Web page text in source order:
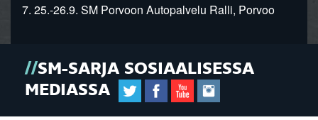
7. 25.-26.9. SM Porvoon Autopalvelu Ralli, Porvoo
SM-SARJA SOSIAALISESSA
MEDIASSA